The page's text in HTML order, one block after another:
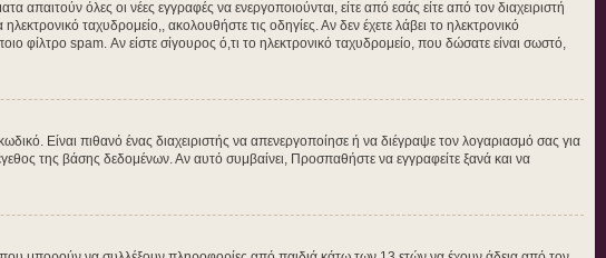
απαιτούν όλες οι νέες εγγραφές να ενεργοποιούνται, είτε από εσάς είτε από τον διαχειριστή
ταχυδρομείο,, ακολουθήστε τις οδηγίες. Αν δεν έχετε λάβει το ηλεκτρονικό
φίλτρο spam. Αν είστε σίγουρος ό,τι το ηλεκτρονικό ταχυδρομείο, που δώσατε είναι σωστό,
Είναι πιθανό ένας διαχειριστής να απενεργοποίησε ή να διέγραψε τον λογαριασμό σας για
της βάσης δεδομένων. Αν αυτό συμβαίνει, Προσπαθήστε να εγγραφείτε ξανά και να